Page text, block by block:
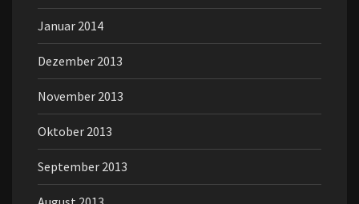
Januar 2014
Dezember 2013
November 2013
Oktober 2013
September 2013